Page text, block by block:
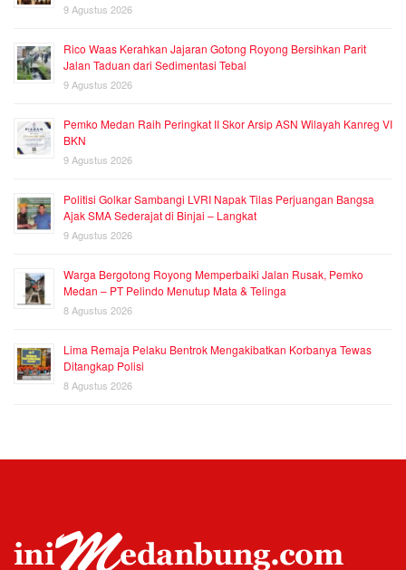
9 Agustus 2026
Rico Waas Kerahkan Jajaran Gotong Royong Bersihkan Parit
Jalan Taduan dari Sedimentasi Tebal
9 Agustus 2026
Pemko Medan Raih Peringkat II Skor Arsip ASN Wilayah Kanreg VI
BKN
9 Agustus 2026
Politisi Golkar Sambangi LVRI Napak Tilas Perjuangan Bangsa
Ajak SMA Sederajat di Binjai – Langkat
9 Agustus 2026
Warga Bergotong Royong Memperbaiki Jalan Rusak, Pemko
Medan – PT Pelindo Menutup Mata & Telinga
8 Agustus 2026
Lima Remaja Pelaku Bentrok Mengakibatkan Korbanya Tewas
Ditangkap Polisi
8 Agustus 2026